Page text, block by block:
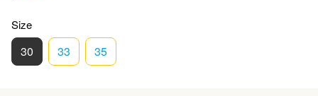
Size
30 33 35